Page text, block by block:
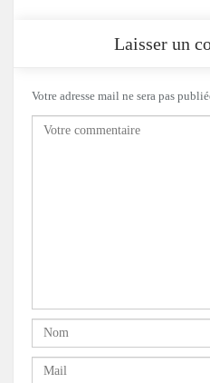
Laisser un
Votre adresse mail ne sera pas